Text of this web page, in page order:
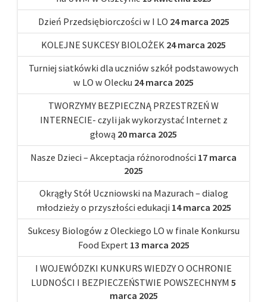
Dzień Przedsiębiorczości w I LO 24 marca 2025
KOLEJNE SUKCESY BIOLOŻEK 24 marca 2025
Turniej siatkówki dla uczniów szkół podstawowych
w LO w Olecku 24 marca 2025
TWORZYMY BEZPIECZNĄ PRZESTRZEŃ W
INTERNECIE- czyli jak wykorzystać Internet z
głową 20 marca 2025
Nasze Dzieci – Akceptacja różnorodności 17 marca
2025
Okrągły Stół Uczniowski na Mazurach – dialog
młodzieży o przyszłości edukacji 14 marca 2025
Sukcesy Biologów z Oleckiego LO w finale Konkursu
Food Expert 13 marca 2025
I WOJEWÓDZKI KUNKURS WIEDZY O OCHRONIE
LUDNOŚCI I BEZPIECZEŃSTWIE POWSZECHNYM 5
marca 2025